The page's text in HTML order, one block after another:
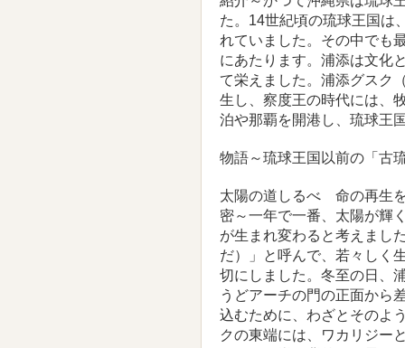
た。14世紀頃の琉球王国は
れていました。その中でも
にあたります。浦添は文化
て栄えました。浦添グスク
生し、察度王の時代には、
泊や那覇を開港し、琉球王
物語～琉球王国以前の「古
太陽の道しるべ 命の再生
密～一年で一番、太陽が輝
が生まれ変わると考えまし
だ）」と呼んで、若々しく
切にしました。冬至の日、
うどアーチの門の正面から
込むために、わざとそのよ
クの東端には、ワカリジー